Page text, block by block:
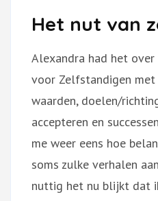
Het nut van
Alexandra had het
voor Zelfstandigen met
waarden, doelen/
accepteren en
me weer eens hoe
soms zulke verhalen
nuttig het nu blijkt dat